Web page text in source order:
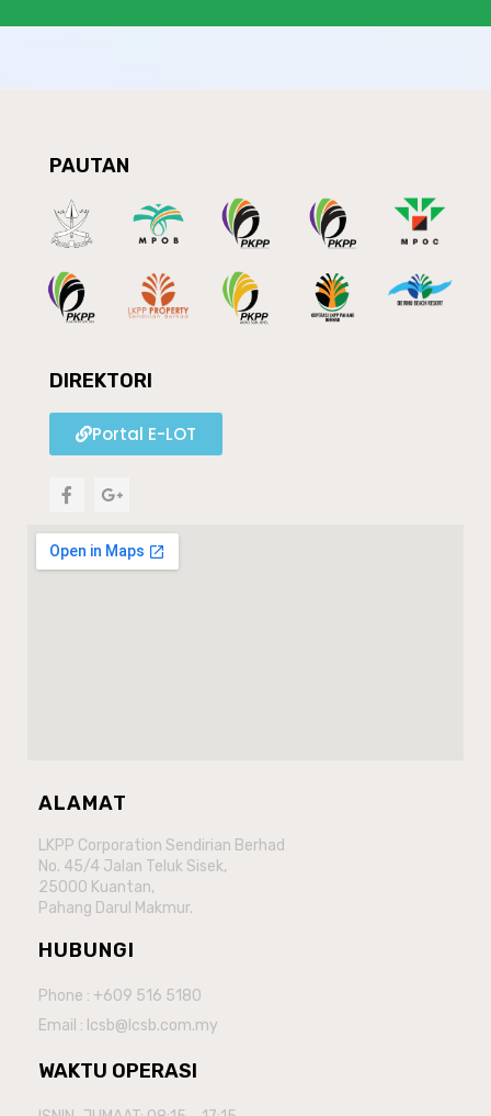
ALAMAT
LKPP Corporation Sendirian Berhad
No. 45/4 Jalan Teluk Sisek,
25000 Kuantan,
Pahang Darul Makmur.
HUBUNGI
Phone : +609 516 5180
Email : lcsb@lcsb.com.my
WAKTU OPERASI
PAUTAN
DIREKTORI
Portal E-LOT